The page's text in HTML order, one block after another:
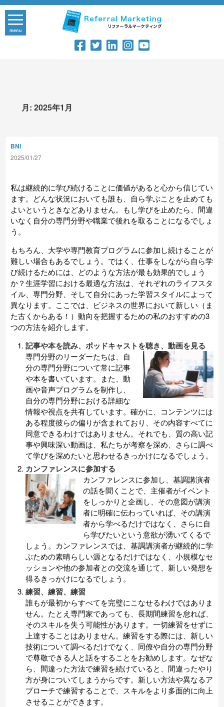
Skip
content
menu
月: 2025年1月
BNI
2025/01/27
私は継続的に学び続けることに価値があると心から信じてい
ます。どんな状況においても誰も、自ら学ぶことを止めても
よいというときなどありません。もし学びを止めたら、間違
いなく自分の専門分野や職業で後れを取ることになるでしょ
う。
もちろん、大学や専門教育プログラムに参加し続けることが
難しい場合もあるでしょう。ではく、仕事をしながら自ら学
び続けるためには、どのような方法が最も効果的でしょう
か？生涯学習における最適な方法は、それぞれのライフスタ
イル、専門分野、そして自分にあった学習スタイルによって
異なります。ここでは、ビジネスの世界において新しい（ま
た古くからある！）動向を把握するための私のおすすめの3
つの方法を紹介します。
記事や本を読み、ポッドキャストを聴き、動画を見る
専門分野のリーダーたちは、自
分の専門分野について常に記事
や本を書いています。また、動
画や音声プログラムを制作し、
自分の専門分野における詳細な
情報や視点を共有しています。確かに、コンテンツには
ある程度彼らの偏りが含まれており、その内容すべてに
同意できるわけではありません。それでも、質の高い記
事や興味深い動画は、私たちが考察を深め、さらに調べ
て学びを深めたいと思わせるきっかけになるでしょう。
カンファレンスに参加する
カンファレンスに参加し、基調講演者
の話を聞くことで、主催者がイベント
をしっかりと企画し、その意図が講演
者に明確に伝わっていれば、その講演
者から学べるだけではなく、さらに自
ら学びたいという意欲が湧いてくるで
しょう。カンファレンスでは、基調講演者が継続的に学
ぶための素晴らしい源となるだけではなく、小規模なセ
ッションや他の参加者との交流を通じて、新しい発想を
得るきっかけになるでしょう。
練習、練習、練習
誰もが最初からすべてを完璧にこなせるわけではありま
せん。たとえ専門家であっても、長期間練習を怠れば、
そのスキルを失う可能性があります。一切練習をせずに
上達することはありません。練習をする際には、新しい
技術について調べるだけでなく、同僚や自分の専門分野
で尊敬できる人と話をすることをお勧めします。なぜな
ら、間違った方法で練習を続けていると、間違ったやり
方が身についてしまうからです。新しい方法や異なるア
プローチで練習することで、スキルをより多面的に向上
させることができます。